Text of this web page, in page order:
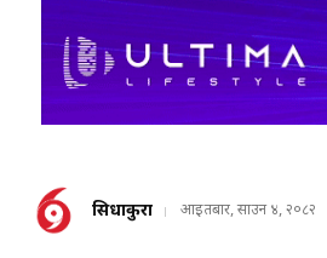
सिधाकुरा आइतबार, साउन ४, २०८२